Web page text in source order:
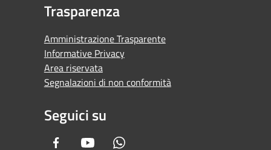
Trasparenza
Amministrazione Trasparente
Informative Privacy
Area riservata
Segnalazioni di non conformità
Seguici su
FacebookYoutube